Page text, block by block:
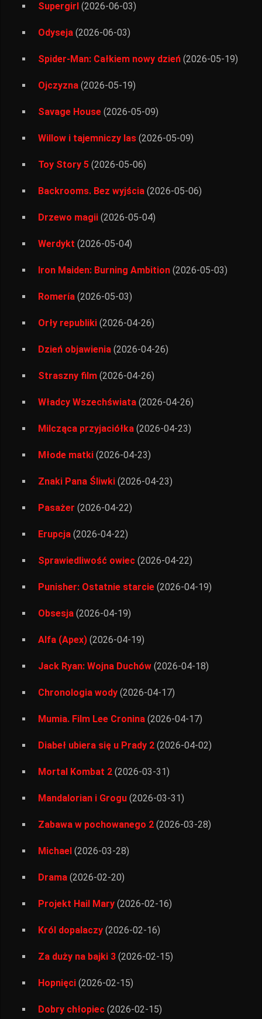
Supergirl (2026-06-03)
Odyseja (2026-06-03)
Spider-Man: Całkiem nowy dzień (2026-05-19)
Ojczyzna (2026-05-19)
Savage House (2026-05-09)
Willow i tajemniczy las (2026-05-09)
Toy Story 5 (2026-05-06)
Backrooms. Bez wyjścia (2026-05-06)
Drzewo magii (2026-05-04)
Werdykt (2026-05-04)
Iron Maiden: Burning Ambition (2026-05-03)
Romería (2026-05-03)
Orły republiki (2026-04-26)
Dzień objawienia (2026-04-26)
Straszny film (2026-04-26)
Władcy Wszechświata (2026-04-26)
Milcząca przyjaciółka (2026-04-23)
Młode matki (2026-04-23)
Znaki Pana Śliwki (2026-04-23)
Pasażer (2026-04-22)
Erupcja (2026-04-22)
Sprawiedliwość owiec (2026-04-22)
Punisher: Ostatnie starcie (2026-04-19)
Obsesja (2026-04-19)
Alfa (Apex) (2026-04-19)
Jack Ryan: Wojna Duchów (2026-04-18)
Chronologia wody (2026-04-17)
Mumia. Film Lee Cronina (2026-04-17)
Diabeł ubiera się u Prady 2 (2026-04-02)
Mortal Kombat 2 (2026-03-31)
Mandalorian i Grogu (2026-03-31)
Zabawa w pochowanego 2 (2026-03-28)
Michael (2026-03-28)
Drama (2026-02-20)
Projekt Hail Mary (2026-02-16)
Król dopalaczy (2026-02-16)
Za duży na bajki 3 (2026-02-15)
Hopnięci (2026-02-15)
Dobry chłopiec (2026-02-15)